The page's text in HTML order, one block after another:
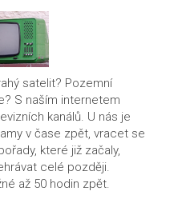
satelit? Pozemní
S naším internetem
kanálů. U nás je
v čase zpět, vracet se
které již začaly,
celé později.
až 50 hodin zpět.